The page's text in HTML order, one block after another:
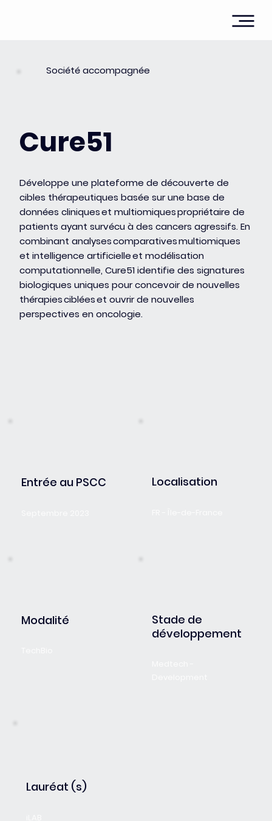
Société accompagnée
Cure51
Développe une plateforme de découverte de
cibles thérapeutiques basée sur une base de
données cliniques et multiomiques propriétaire de
patients ayant survécu à des cancers agressifs. En
combinant analyses comparatives multiomiques
et intelligence artificielle et modélisation
computationnelle, Cure51 identifie des signatures
biologiques uniques pour concevoir de nouvelles
thérapies ciblées et ouvrir de nouvelles
perspectives en oncologie.
Entrée au PSCC Localisation
Modalité
Stade de
développement
Lauréat (s)